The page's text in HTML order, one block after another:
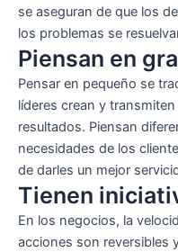
se aseguran de que los
los problemas se
Piensan en
Pensar en pequeño se
líderes crean y
resultados. Piensan
necesidades de los
de darles un mejor
Tienen
En los negocios, la
acciones son reversibles